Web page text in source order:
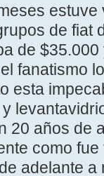
de fiat
de
fanatismo
esta
20 años de
como
adelante a